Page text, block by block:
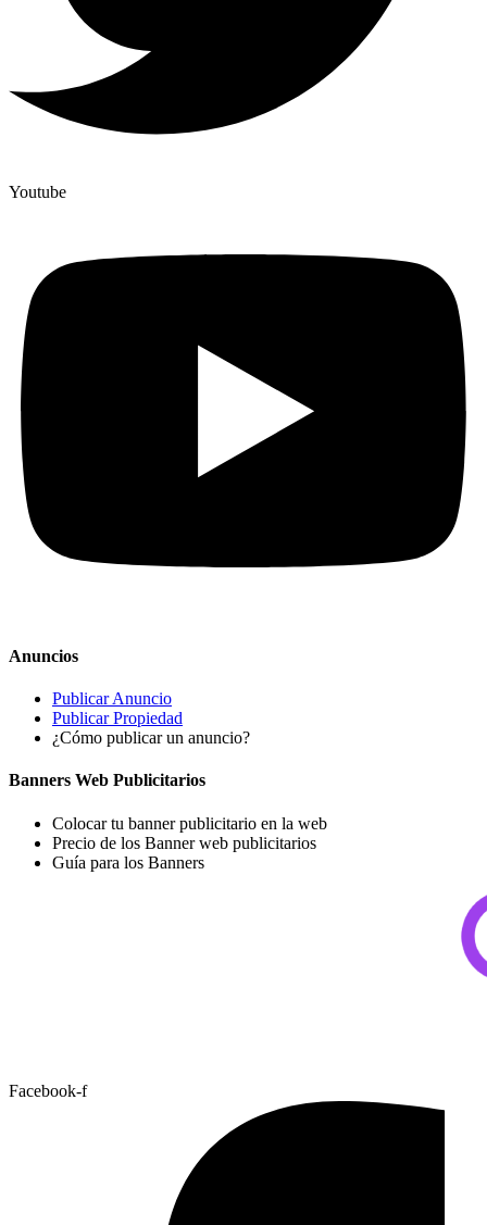
Youtube
Anuncios
Publicar Anuncio
Publicar Propiedad
¿Cómo publicar un anuncio?
Banners Web Publicitarios
Colocar tu banner publicitario en la web
Precio de los Banner web publicitarios
Guía para los Banners
Facebook-f